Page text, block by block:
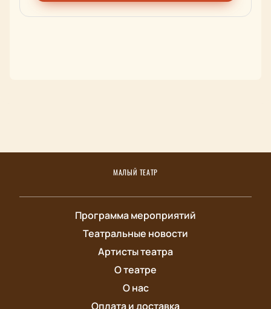
МАЛЫЙ ТЕАТР
Программа мероприятий
Театральные новости
Артисты театра
О театре
О нас
Оплата и доставка